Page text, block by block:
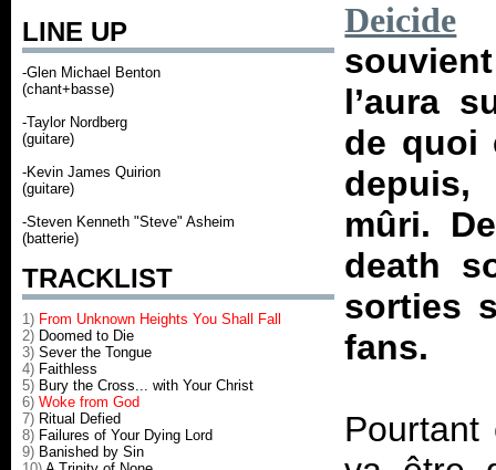
LINE UP
-Glen Michael Benton
(chant+basse)
-Taylor Nordberg
(guitare)
-Kevin James Quirion
(guitare)
-Steven Kenneth "Steve" Asheim
(batterie)
TRACKLIST
1) From Unknown Heights You Shall Fall
2) Doomed to Die
3) Sever the Tongue
4) Faithless
5) Bury the Cross... with Your Christ
6) Woke from God
7) Ritual Defied
8) Failures of Your Dying Lord
9) Banished by Sin
Deicide
l’aura
de quoi
depuis,
mûri.
death
sorties
fans.